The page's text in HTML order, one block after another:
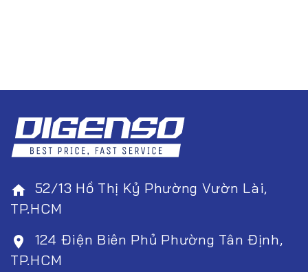
home 52/13 Hồ Thị Kỷ Phường Vườn Lài,
TP.HCM
room
124 Điện Biên Phủ Phường Tân Định,
TP.HCM